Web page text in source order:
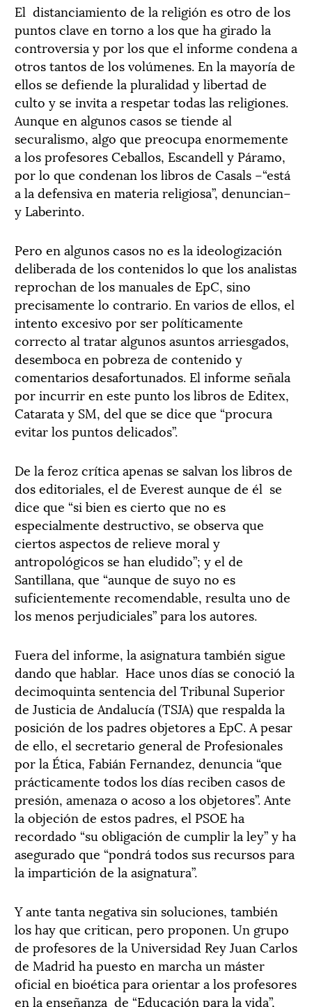
El distanciamiento de la religión es otro de los
puntos clave en torno a los que ha girado la
controversia y por los que el informe condena a
otros tantos de los volúmenes. En la mayoría de
ellos se defiende la pluralidad y libertad de
culto y se invita a respetar todas las religiones.
Aunque en algunos casos se tiende al
securalismo, algo que preocupa enormemente
a los profesores Ceballos, Escandell y Páramo,
por lo que condenan los libros de Casals –“está
a la defensiva en materia religiosa”, denuncian–
y Laberinto.
Pero en algunos casos no es la ideologización
deliberada de los contenidos lo que los analistas
reprochan de los manuales de EpC, sino
precisamente lo contrario. En varios de ellos, el
intento excesivo por ser políticamente
correcto al tratar algunos asuntos arriesgados,
desemboca en pobreza de contenido y
comentarios desafortunados. El informe señala
por incurrir en este punto los libros de Editex,
Catarata y SM, del que se dice que “procura
evitar los puntos delicados”.
De la feroz crítica apenas se salvan los libros de
dos editoriales, el de Everest aunque de él se
dice que “si bien es cierto que no es
especialmente destructivo, se observa que
ciertos aspectos de relieve moral y
antropológicos se han eludido”; y el de
Santillana, que “aunque de suyo no es
suficientemente recomendable, resulta uno de
los menos perjudiciales” para los autores.
Fuera del informe, la asignatura también sigue
dando que hablar. Hace unos días se conoció la
decimoquinta sentencia del Tribunal Superior
de Justicia de Andalucía (TSJA) que respalda la
posición de los padres objetores a EpC. A pesar
de ello, el secretario general de Profesionales
por la Ética, Fabián Fernandez, denuncia “que
prácticamente todos los días reciben casos de
presión, amenaza o acoso a los objetores”. Ante
la objeción de estos padres, el PSOE ha
recordado “su obligación de cumplir la ley” y ha
asegurado que “pondrá todos sus recursos para
la impartición de la asignatura”.
Y ante tanta negativa sin soluciones, también
los hay que critican, pero proponen. Un grupo
de profesores de la Universidad Rey Juan Carlos
de Madrid ha puesto en marcha un máster
oficial en bioética para orientar a los profesores
en la enseñanza de “Educación para la vida”,